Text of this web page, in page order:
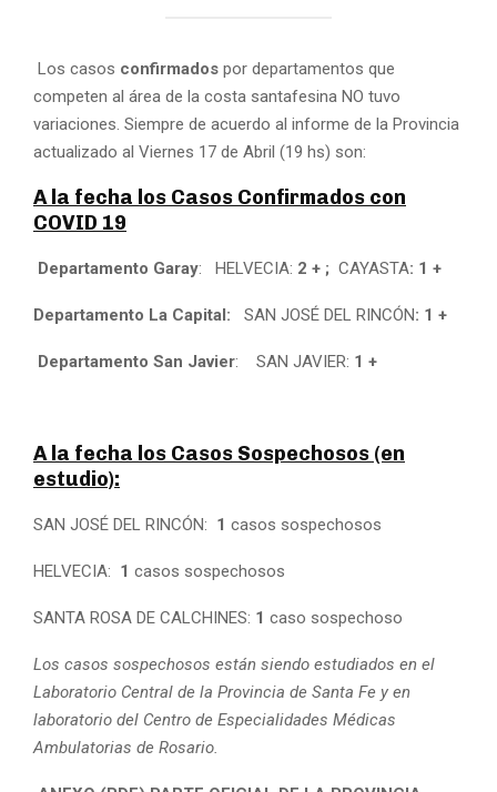
Los casos confirmados por departamentos que
competen al área de la costa santafesina NO tuvo
variaciones. Siempre de acuerdo al informe de la Provincia
actualizado al Viernes 17 de Abril (19 hs) son:
A la fecha los Casos Confirmados con
COVID 19
Departamento Garay: HELVECIA: 2 + ; CAYASTA: 1 +
Departamento La Capital: SAN JOSÉ DEL RINCÓN: 1 +
Departamento San Javier: SAN JAVIER: 1 +
A la fecha los Casos Sospechosos (en
estudio):
SAN JOSÉ DEL RINCÓN: 1 casos sospechosos
HELVECIA: 1 casos sospechosos
SANTA ROSA DE CALCHINES: 1 caso sospechoso
Los casos sospechosos están siendo estudiados en el
Laboratorio Central de la Provincia de Santa Fe y en
laboratorio del Centro de Especialidades Médicas
Ambulatorias de Rosario.